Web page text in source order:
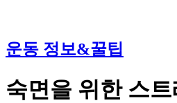
운동 정보&꿀팁
숙면을 위한 스트